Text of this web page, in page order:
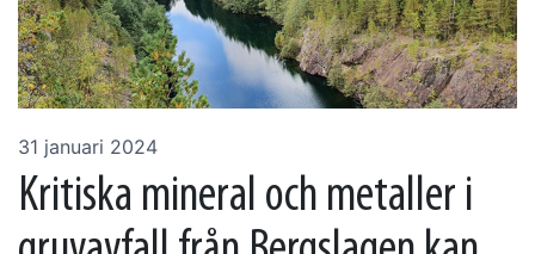
31 januari 2024
Kritiska mineral och metaller i